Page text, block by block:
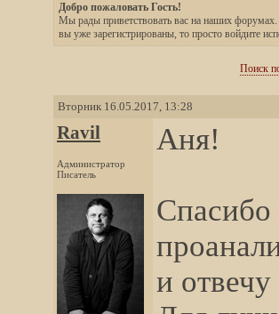
Добро пожаловать Гость!
Мы рады приветствовать вас на наших
вы уже зарегистрированы, то просто войдите
Поиск
Вторник 16.05.2017, 13:28
Ravil
Администратор
Писатель
Аня!
Спасибо
и